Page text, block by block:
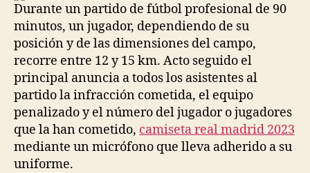
Durante un partido de fútbol profesional de 90
minutos, un jugador, dependiendo de su
posición y de las dimensiones del campo,
recorre entre 12 y 15 km. Acto seguido el
principal anuncia a todos los asistentes al
partido la infracción cometida, el equipo
penalizado y el número del jugador o jugadores
que la han cometido, camiseta real madrid 2023
mediante un micrófono que lleva adherido a su
uniforme.